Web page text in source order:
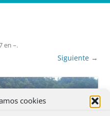
cookies
en –.
Siguiente →